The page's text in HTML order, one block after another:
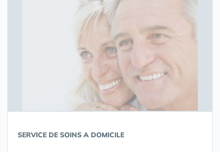
SERVICE DE SOINS A DOMICILE